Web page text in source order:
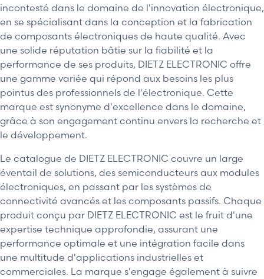
incontesté dans le domaine de l'innovation électronique,
en se spécialisant dans la conception et la fabrication
de composants électroniques de haute qualité. Avec
une solide réputation bâtie sur la fiabilité et la
performance de ses produits, DIETZ ELECTRONIC offre
une gamme variée qui répond aux besoins les plus
pointus des professionnels de l'électronique. Cette
marque est synonyme d'excellence dans le domaine,
grâce à son engagement continu envers la recherche et
le développement.
Le catalogue de DIETZ ELECTRONIC couvre un large
éventail de solutions, des semiconducteurs aux modules
électroniques, en passant par les systèmes de
connectivité avancés et les composants passifs. Chaque
produit conçu par DIETZ ELECTRONIC est le fruit d'une
expertise technique approfondie, assurant une
performance optimale et une intégration facile dans
une multitude d'applications industrielles et
commerciales. La marque s'engage également à suivre